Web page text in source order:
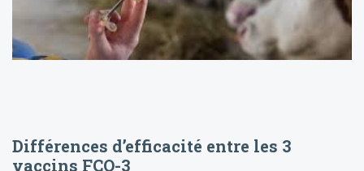
Différences d’efficacité entre les 3
vaccins FCO-3